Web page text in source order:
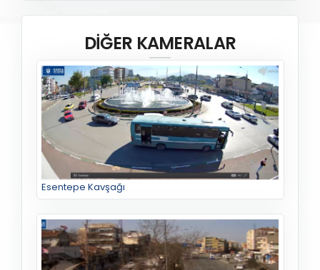
DİĞER KAMERALAR
Esentepe Kavşağı